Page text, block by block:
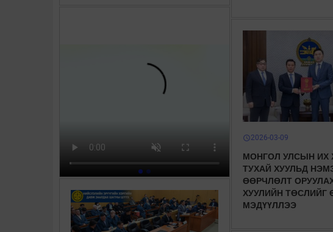
schedule2026-03-09
МОНГОЛ УЛСЫН ИХ
ТУХАЙ ХУУЛЬД
ӨӨРЧЛӨЛТ
ХУУЛИЙН ТӨСЛИЙГ
МЭДҮҮЛЛЭЭ